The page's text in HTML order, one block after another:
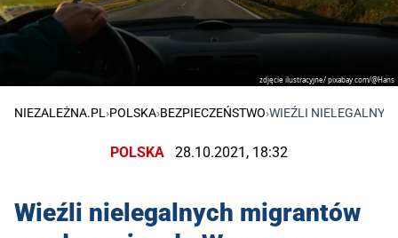
zdjęcie ilustracyjne/ pixabay.com/@Hans
NIEZALEŻNA.PL›POLSKA›BEZPIECZEŃSTWO›WIEŹLI
POLSKA 28.10.2021, 18:32
Wieźli nielegalnych migrantów